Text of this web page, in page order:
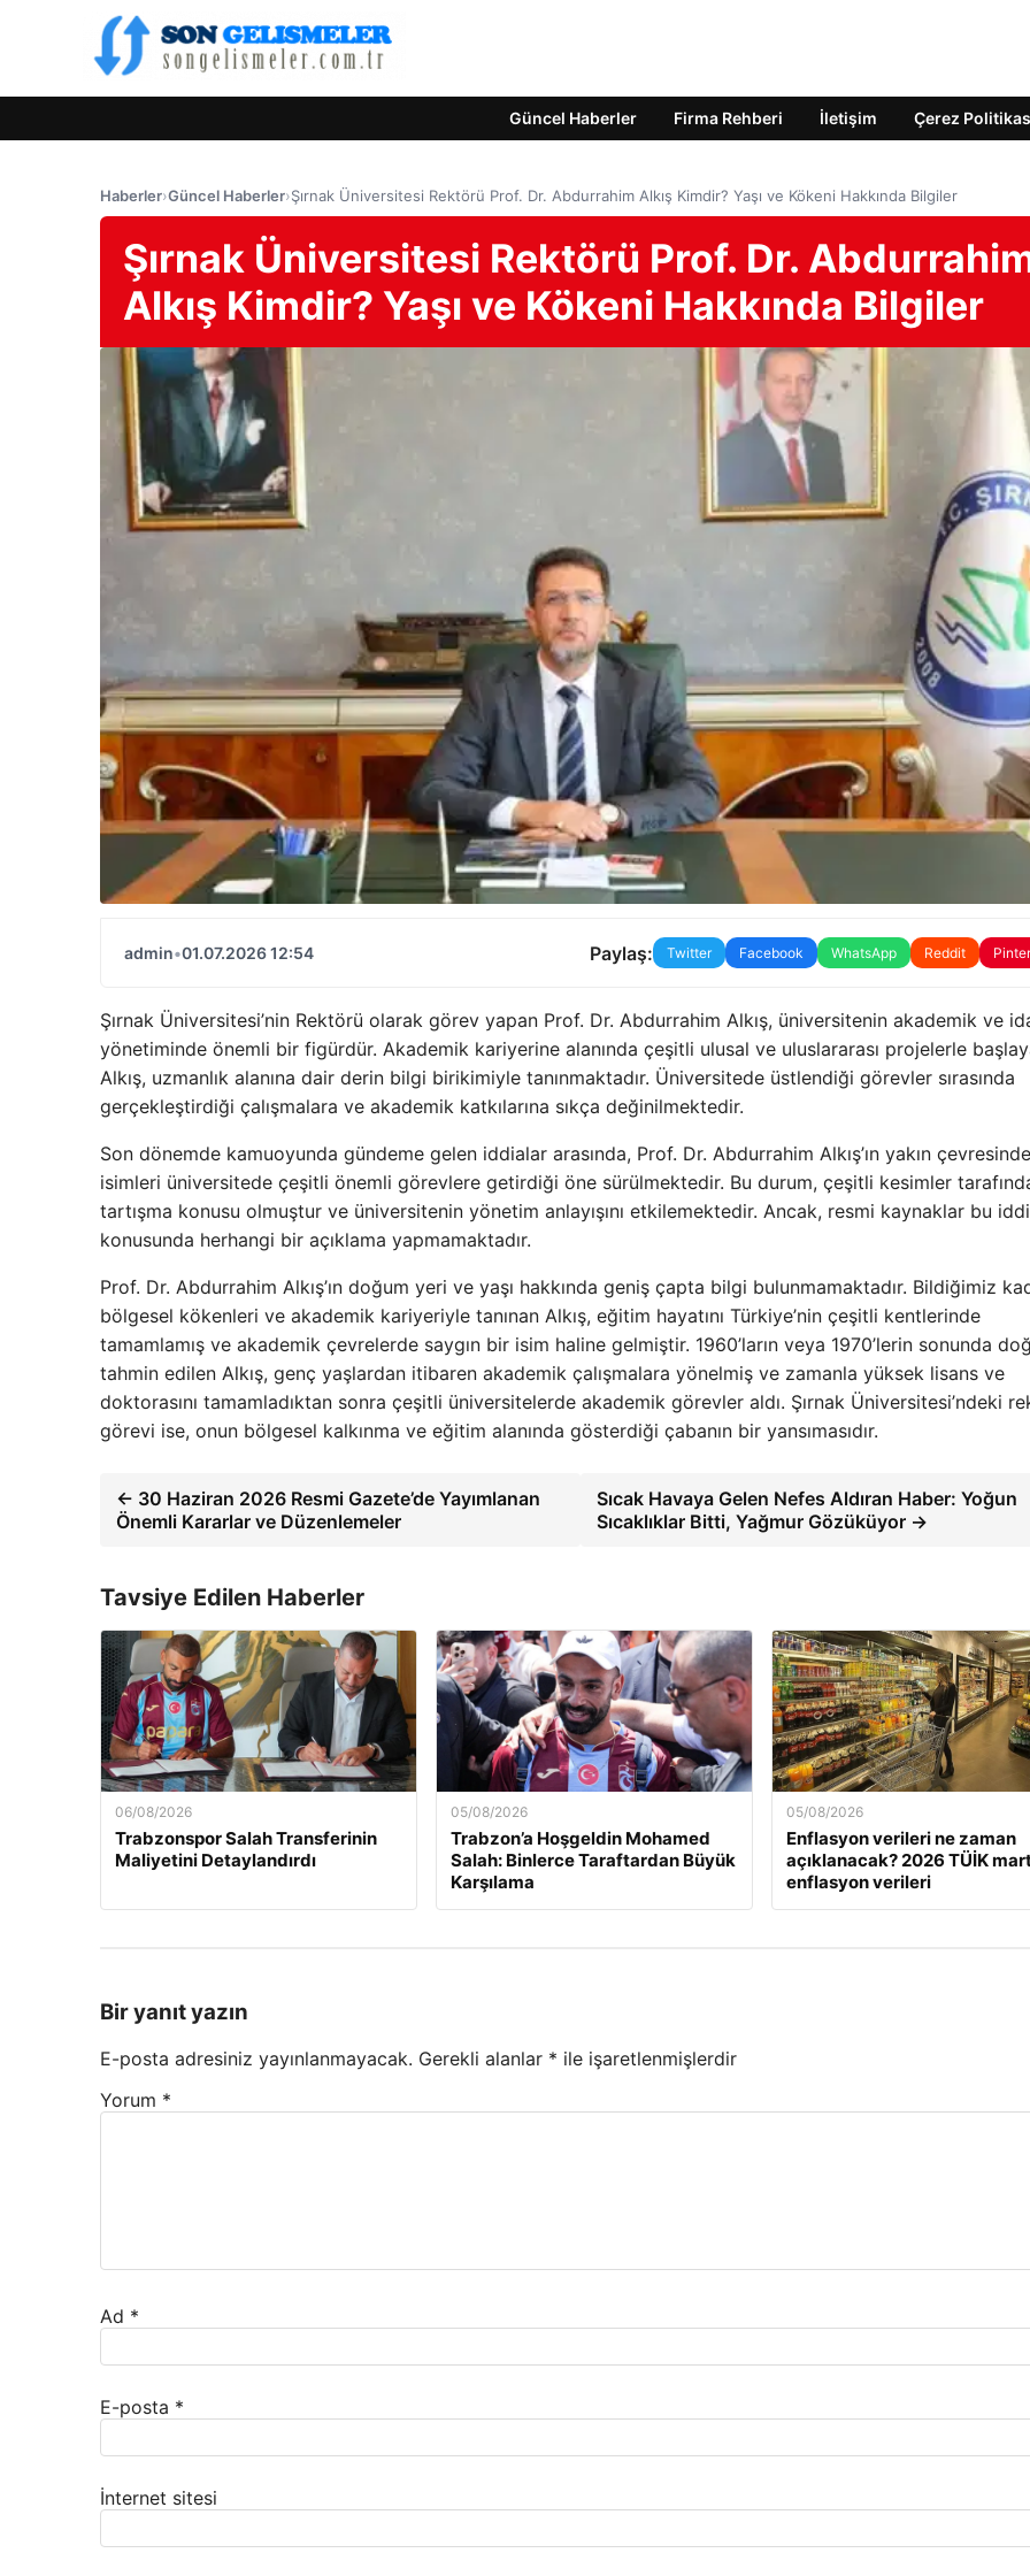
Güncel Haberler Firma Rehberi İletişim Çerez
Haberler›Güncel Haberler›Şırnak Üniversitesi Rektörü Prof. Dr. Abdurrahim Alkış Kimdir? Yaşı ve Kökeni Hakkında Bilgiler
Şırnak Üniversitesi Rektörü Prof. Dr.
Alkış Kimdir? Yaşı ve Kökeni Hakkında Bilgiler
admin•01.07.2026 12:54 Paylaş: Twitter Facebook WhatsApp Reddit
Şırnak Üniversitesi’nin Rektörü olarak görev yapan Prof. Dr. Abdurrahim Alkış, üniversitenin akademik ve
yönetiminde önemli bir figürdür. Akademik kariyerine alanında çeşitli ulusal ve uluslararası projelerle
Alkış, uzmanlık alanına dair derin bilgi birikimiyle tanınmaktadır. Üniversitede üstlendiği görevler sırasında
gerçekleştirdiği çalışmalara ve akademik katkılarına sıkça değinilmektedir.
Son dönemde kamuoyunda gündeme gelen iddialar arasında, Prof. Dr. Abdurrahim Alkış’ın yakın
isimleri üniversitede çeşitli önemli görevlere getirdiği öne sürülmektedir. Bu durum, çeşitli kesimler
tartışma konusu olmuştur ve üniversitenin yönetim anlayışını etkilemektedir. Ancak, resmi kaynaklar bu
konusunda herhangi bir açıklama yapmamaktadır.
Prof. Dr. Abdurrahim Alkış’ın doğum yeri ve yaşı hakkında geniş çapta bilgi bulunmamaktadır. Bildiğimiz
bölgesel kökenleri ve akademik kariyeriyle tanınan Alkış, eğitim hayatını Türkiye’nin çeşitli kentlerinde
tamamlamış ve akademik çevrelerde saygın bir isim haline gelmiştir. 1960’ların veya 1970’lerin sonunda
tahmin edilen Alkış, genç yaşlardan itibaren akademik çalışmalara yönelmiş ve zamanla yüksek lisans ve
doktorasını tamamladıktan sonra çeşitli üniversitelerde akademik görevler aldı. Şırnak Üniversitesi’ndeki
görevi ise, onun bölgesel kalkınma ve eğitim alanında gösterdiği çabanın bir yansımasıdır.
← 30 Haziran 2026 Resmi Gazete’de Yayımlanan
Önemli Kararlar ve Düzenlemeler
Sıcak Havaya Gelen Nefes Aldıran Haber: Yoğun
Sıcaklıklar Bitti, Yağmur Gözüküyor →
Tavsiye Edilen Haberler
06/08/2026
Trabzonspor Salah Transferinin
Maliyetini Detaylandırdı
05/08/2026
Trabzon’a Hoşgeldin Mohamed
Salah: Binlerce Taraftardan Büyük
Karşılama
05/08/2026
Enflasyon verileri ne zaman
açıklanacak? 2026 TÜİK
enflasyon verileri
Bir yanıt yazın
E-posta adresiniz yayınlanmayacak. Gerekli alanlar * ile işaretlenmişlerdir
Yorum *
Ad *
E-posta *
İnternet sitesi